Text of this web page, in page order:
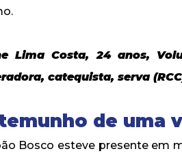
Lima Costa, 24 anos,
catequista, serva
de uma
Bosco esteve presente em